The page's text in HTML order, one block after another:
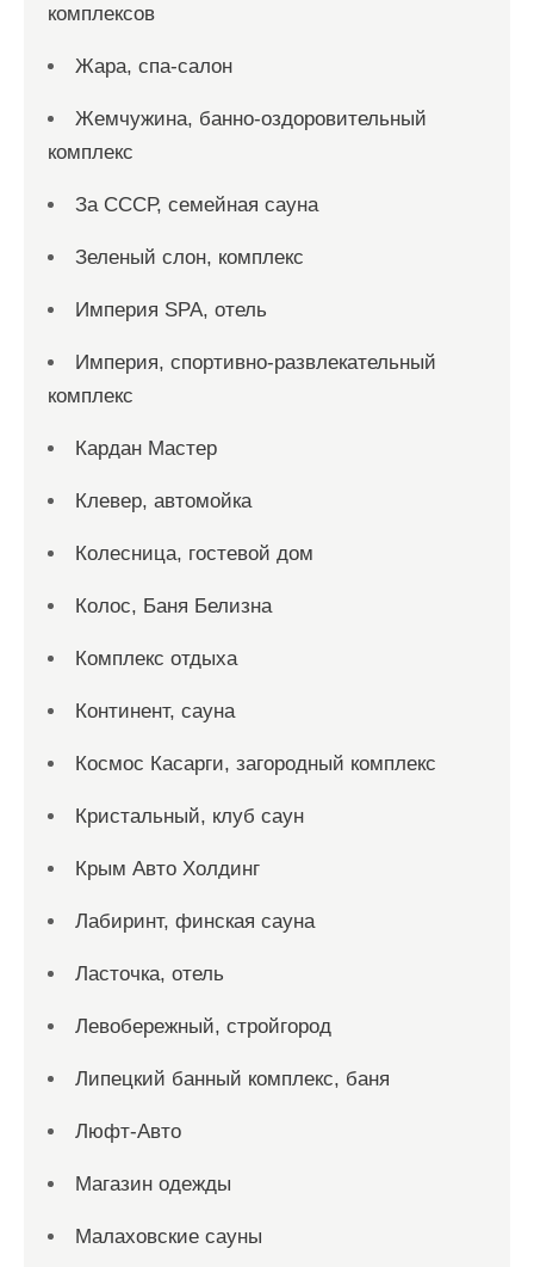
комплексов
Жара, спа-салон
Жемчужина, банно-оздоровительный
комплекс
За СССР, семейная сауна
Зеленый слон, комплекс
Империя SPA, отель
Империя, спортивно-развлекательный
комплекс
Кардан Мастер
Клевер, автомойка
Колесница, гостевой дом
Колос, Баня Белизна
Комплекс отдыха
Континент, сауна
Космос Касарги, загородный комплекс
Кристальный, клуб саун
Крым Авто Холдинг
Лабиринт, финская сауна
Ласточка, отель
Левобережный, стройгород
Липецкий банный комплекс, баня
Люфт-Авто
Магазин одежды
Малаховские сауны